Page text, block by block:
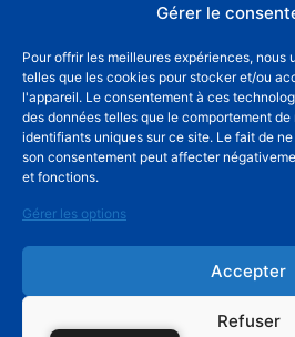
Gérer le
Pour offrir les meilleures expériences, nous
telles que les cookies pour stocker et/ou
l'appareil. Le consentement à ces
des données telles que le comportement
identifiants uniques sur ce site. Le fait de
son consentement peut affecter
et fonctions.
Gérer les options
Accepter
Refuser
Contact
info@wiremeshmfg.com
+86-180-3192-9999